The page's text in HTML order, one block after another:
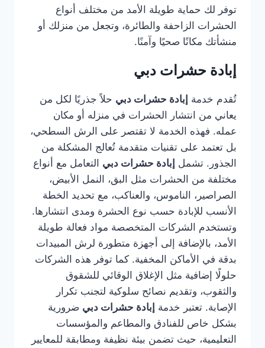
توفر لك حماية طويلة الأمد من مختلف أنواع
الحشرات الزاحفة والطائرة، وتجعل من منزلك أو
منشأتك مكانًا صحيًا وآمنًا.
إبادة حشرات دبي
تُقدم خدمة إبادة حشرات دبي حلاً جذريًا لكل من
يعاني من انتشار الحشرات في منزله أو مكان
عمله. فهذه الخدمة لا تقتصر على الرش السطحي،
بل تعتمد على تقنيات متقدمة تُعالج المشكلة من
الجذور. تشمل إبادة حشرات دبي التعامل مع أنواع
مختلفة من الحشرات مثل البق، النمل الأبيض،
الصراصير، الناموس، والعناكب، مع تحديد الخطة
الأنسب للإبادة حسب نوع الحشرة ومدى انتشارها.
وتستخدم الشركات المتخصصة مواد فعالة طويلة
الأمد، بالإضافة إلى أجهزة متطورة لرش المبيدات
بدقة في الأماكن المخفية. كما توفر هذه الشركات
حلولًا إضافية مثل الإغلاق الوقائي للشقوق
والثقوب، وتقديم نصائح سلوكية لتجنب تكرار
الإصابة. تعتبر خدمة إبادة حشرات دبي ضرورية
بشكل خاص للفنادق والمطاعم والمؤسسات
التعليمية، حيث تضمن بيئة نظيفة ومطابقة للمعايير